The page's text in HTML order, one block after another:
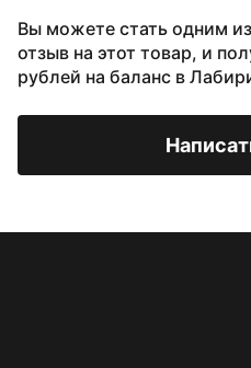
Вы можете стать одним
отзыв на этот товар, и
рублей на баланс в